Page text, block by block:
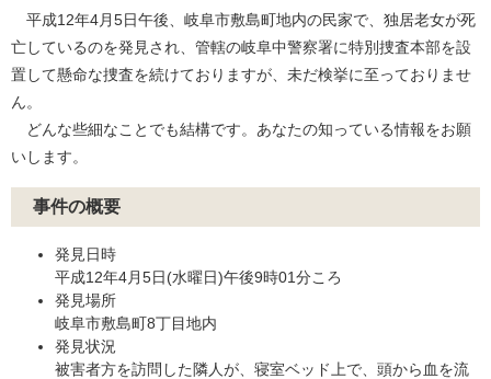
平成12年4月5日午後、岐阜市敷島町地内の民家で、独居老女が死
亡しているのを発見され、管轄の岐阜中警察署に特別捜査本部を設
置して懸命な捜査を続けておりますが、未だ検挙に至っておりませ
ん。
どんな些細なことでも結構です。あなたの知っている情報をお願
いします。
事件の概要
発見日時
平成12年4月5日(水曜日)午後9時01分ころ
発見場所
岐阜市敷島町8丁目地内
発見状況
被害者方を訪問した隣人が、寝室ベッド上で、頭から血を流